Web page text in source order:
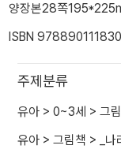
양장본28쪽
ISBN
주제분류
유아 > 0~3세 > 그
유아 > 그림책 > _